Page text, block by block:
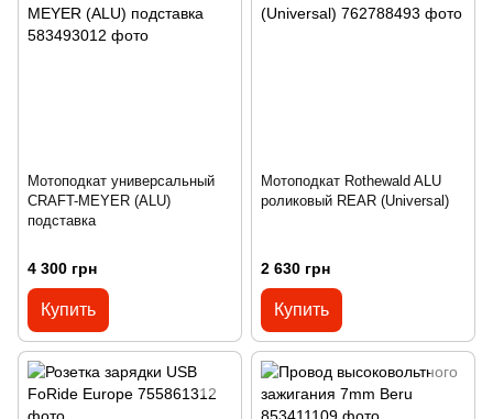
Мотоподкат универсальный
CRAFT-MEYER (ALU)
подставка
4 300 грн
Купить
Мотоподкат Rothewald ALU
роликовый REAR (Universal)
2 630 грн
Купить